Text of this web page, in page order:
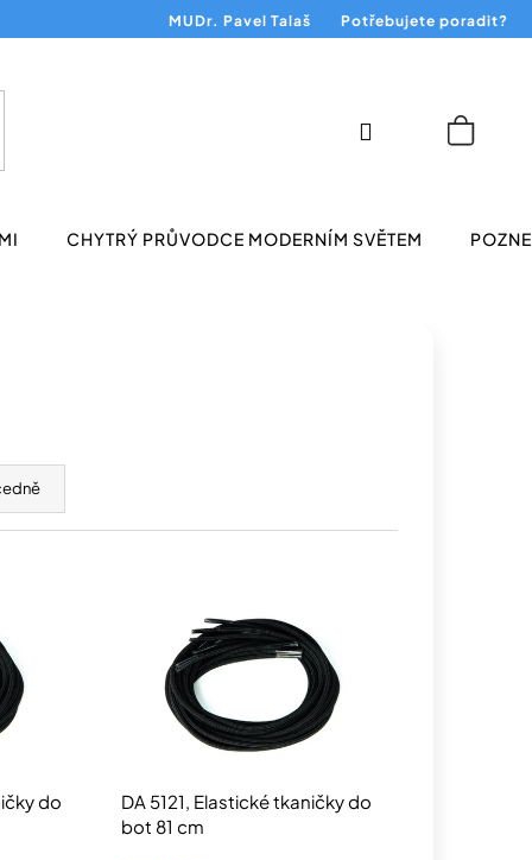
MUDr. Pavel Talaš Potřebujete poradit?
CHYTRÝ PRŮVODCE MODERNÍM SVĚTEM
Přihlášení
do
DA 5121, Elastické tkaničky do
bot 81 cm